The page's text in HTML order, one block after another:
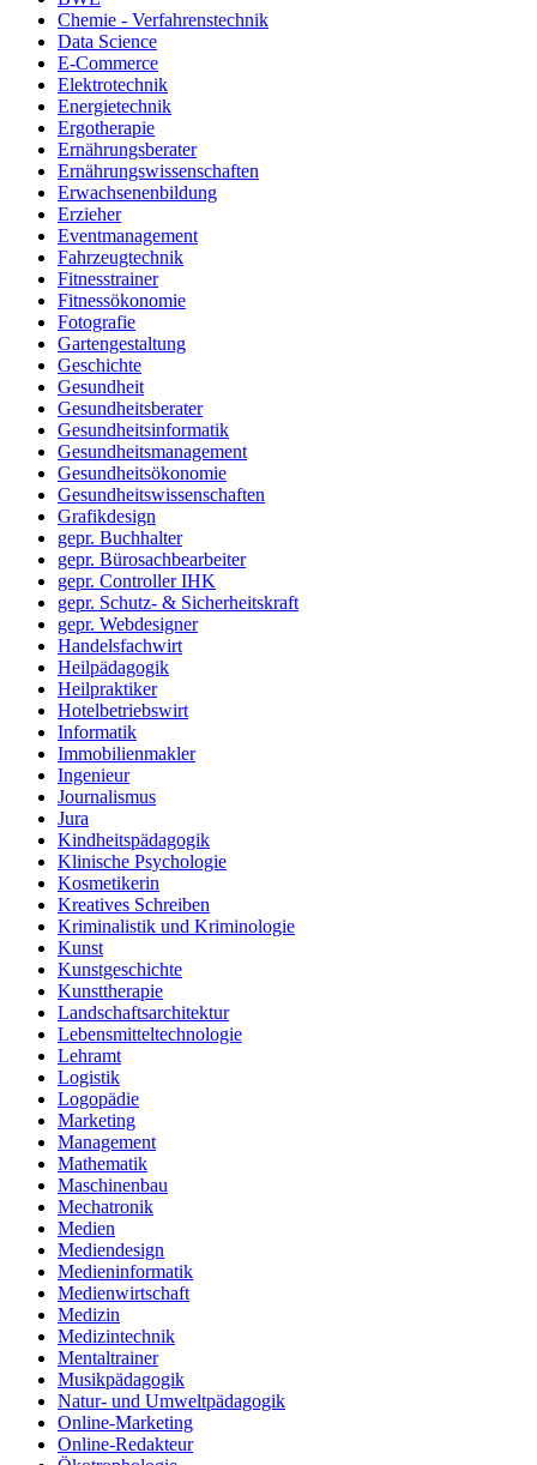
Chemie - Verfahrenstechnik
Data Science
E-Commerce
Elektrotechnik
Energietechnik
Ergotherapie
Ernährungsberater
Ernährungswissenschaften
Erwachsenenbildung
Erzieher
Eventmanagement
Fahrzeugtechnik
Fitnesstrainer
Fitnessökonomie
Fotografie
Gartengestaltung
Geschichte
Gesundheit
Gesundheitsberater
Gesundheitsinformatik
Gesundheitsmanagement
Gesundheitsökonomie
Gesundheitswissenschaften
Grafikdesign
gepr. Buchhalter
gepr. Bürosachbearbeiter
gepr. Controller IHK
gepr. Schutz- & Sicherheitskraft
gepr. Webdesigner
Handelsfachwirt
Heilpädagogik
Heilpraktiker
Hotelbetriebswirt
Informatik
Immobilienmakler
Ingenieur
Journalismus
Jura
Kindheitspädagogik
Klinische Psychologie
Kosmetikerin
Kreatives Schreiben
Kriminalistik und Kriminologie
Kunst
Kunstgeschichte
Kunsttherapie
Landschaftsarchitektur
Lebensmitteltechnologie
Lehramt
Logistik
Logopädie
Marketing
Management
Mathematik
Maschinenbau
Mechatronik
Medien
Mediendesign
Medieninformatik
Medienwirtschaft
Medizin
Medizintechnik
Mentaltrainer
Musikpädagogik
Natur- und Umweltpädagogik
Online-Marketing
Online-Redakteur